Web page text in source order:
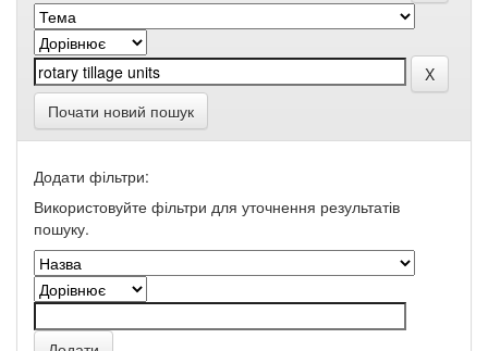
Почати новий пошук
Додати фільтри:
Використовуйте фільтри для уточнення результатів
пошуку.